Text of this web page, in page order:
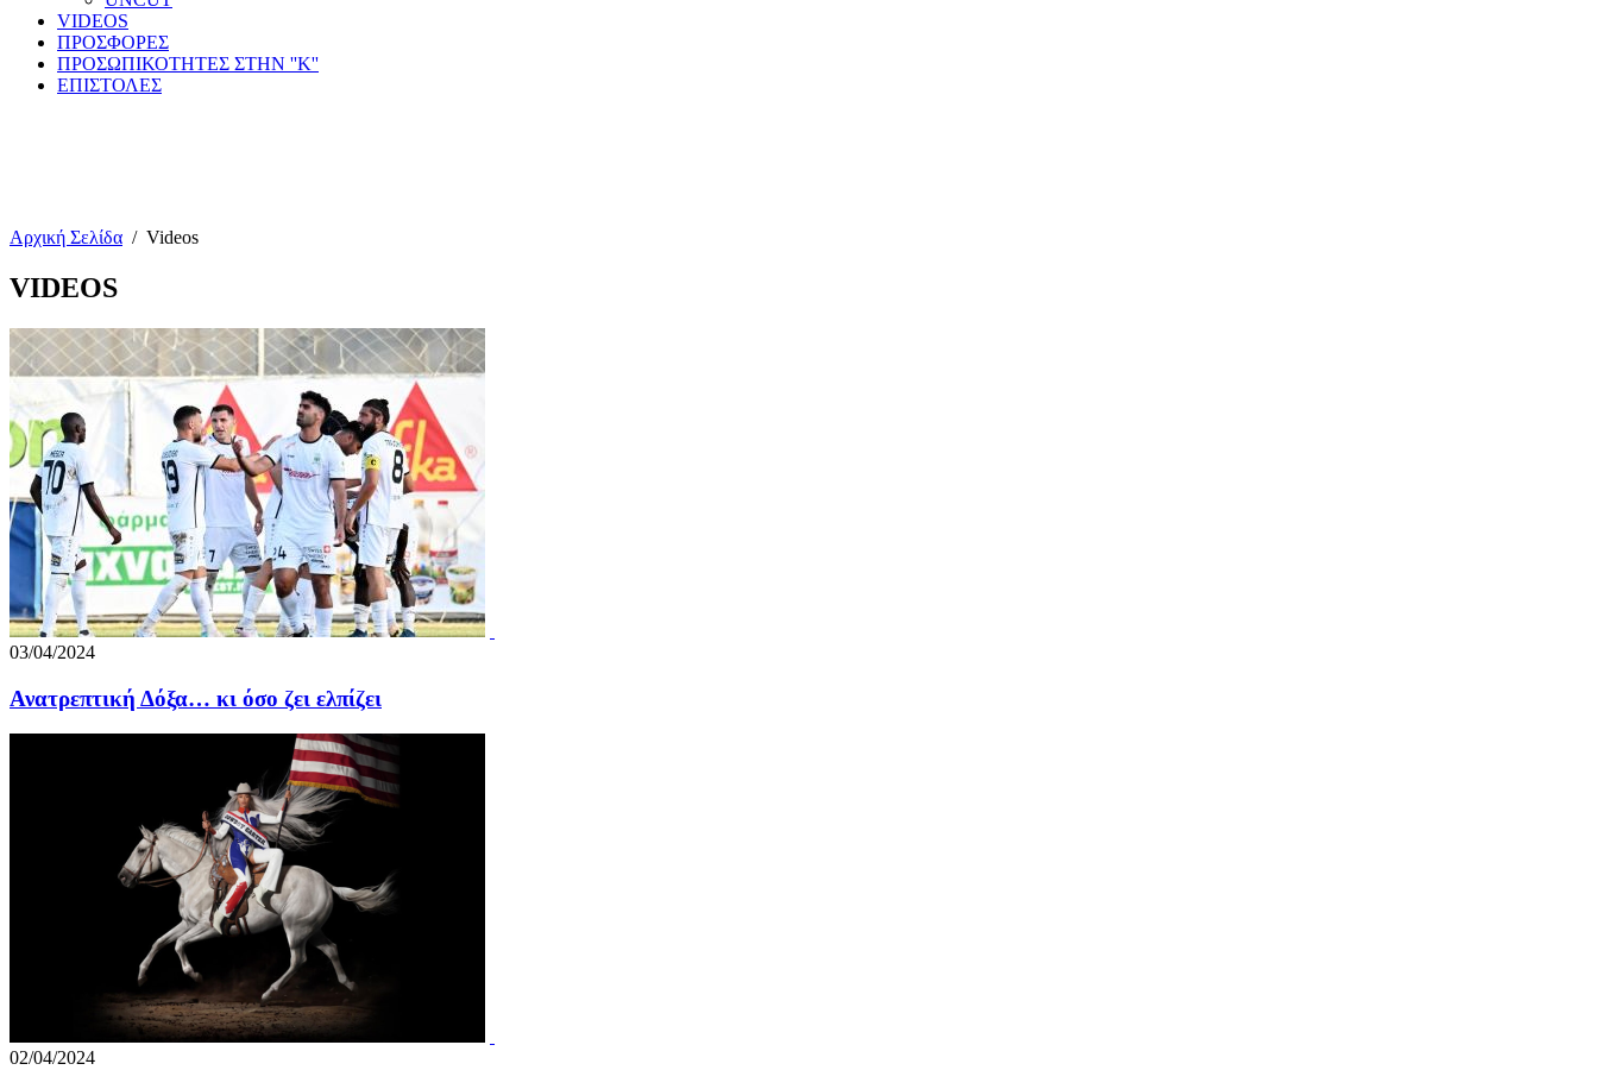
VIDEOS
ΠΡΟΣΦΟΡΕΣ
ΠΡΟΣΩΠΙΚΟΤΗΤΕΣ ΣΤΗΝ ''Κ''
ΕΠΙΣΤΟΛΕΣ
Αρχική Σελίδα / Videos
VIDEOS
03/04/2024
Ανατρεπτική Δόξα… κι όσο ζει ελπίζει
02/04/2024